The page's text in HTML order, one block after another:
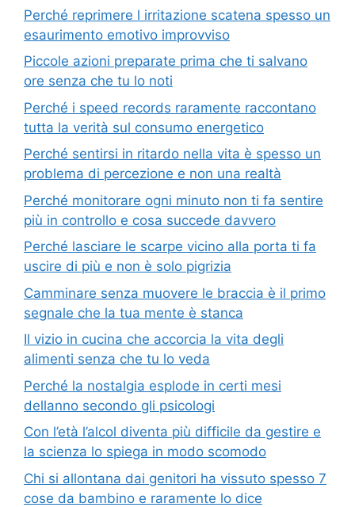
Perché reprimere l irritazione scatena spesso un
esaurimento emotivo improvviso
Piccole azioni preparate prima che ti salvano
ore senza che tu lo noti
Perché i speed records raramente raccontano
tutta la verità sul consumo energetico
Perché sentirsi in ritardo nella vita è spesso un
problema di percezione e non una realtà
Perché monitorare ogni minuto non ti fa sentire
più in controllo e cosa succede davvero
Perché lasciare le scarpe vicino alla porta ti fa
uscire di più e non è solo pigrizia
Camminare senza muovere le braccia è il primo
segnale che la tua mente è stanca
Il vizio in cucina che accorcia la vita degli
alimenti senza che tu lo veda
Perché la nostalgia esplode in certi mesi
dellanno secondo gli psicologi
Con l’età l’alcol diventa più difficile da gestire e
la scienza lo spiega in modo scomodo
Chi si allontana dai genitori ha vissuto spesso 7
cose da bambino e raramente lo dice